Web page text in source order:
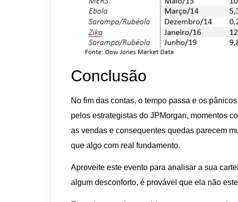
Conclusão
No fim das contas, o tempo passa e os
pelos estrategistas do JPMorgan, momentos
as vendas e consequentes quedas parecem
que algo com real fundamento.
Aproveite este evento para analisar a sua
algum desconforto, é provável que ela não